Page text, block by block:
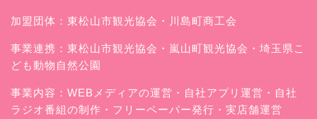
加盟団体：東松山市観光協会・川島町商工会
事業連携：東松山市観光協会・嵐山町観光協会・埼玉県こ
ども動物自然公園
事業内容：WEBメディアの運営・自社アプリ運営・自社
ラジオ番組の制作・フリーペーパー発行・実店舗運営